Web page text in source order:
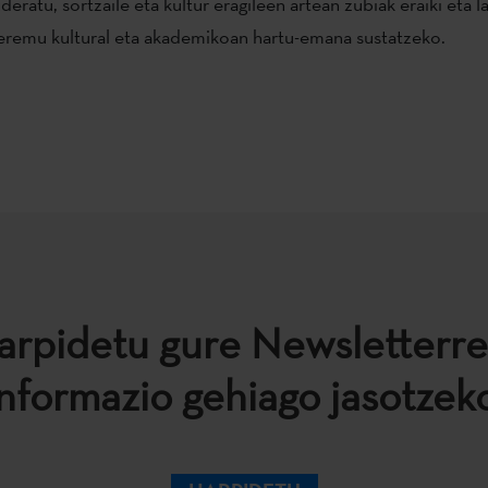
kultural eta akademikoan hartu-emana sustatzeko.
gure
gehiago